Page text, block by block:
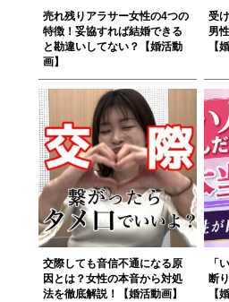
売れ残りアラサー女性の4つの
特徴！妥協すれば結婚できる
と勘違いしてない？【婚活動
画】
受
男
【
交際しても音信不通になる原
因とは？女性の本音から対処
法を徹底解説！【婚活動画】
「
断
【